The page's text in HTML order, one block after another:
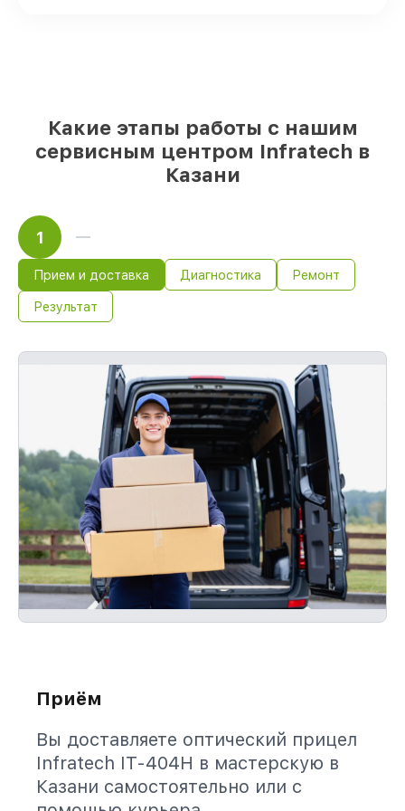
Какие этапы работы с нашим
сервисным центром Infratech в
Казани
1
Прием и доставка Диагностика Ремонт
Результат
Приём
Вы доставляете оптический прицел
Infratech IT-404H в мастерскую в
Казани самостоятельно или с